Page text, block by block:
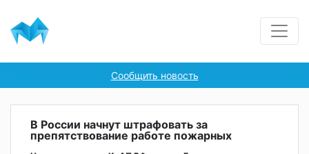
Сообщить новость
В России начнут штрафовать за
препятствование работе пожарных